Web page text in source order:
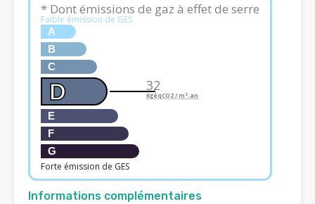
* Dont émissions de gaz à effet de serre
Faible émission de GES
A
B
C
D
E
F
G
Forte émission de GES
32
KgéqCO2 / m².an
Informations complémentaires